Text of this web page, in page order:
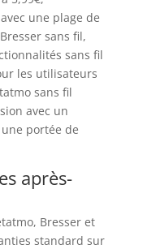
une plage de
sans fil,
sans fil
les utilisateurs
sans fil
avec un
portée de
après-
Bresser et
standard sur